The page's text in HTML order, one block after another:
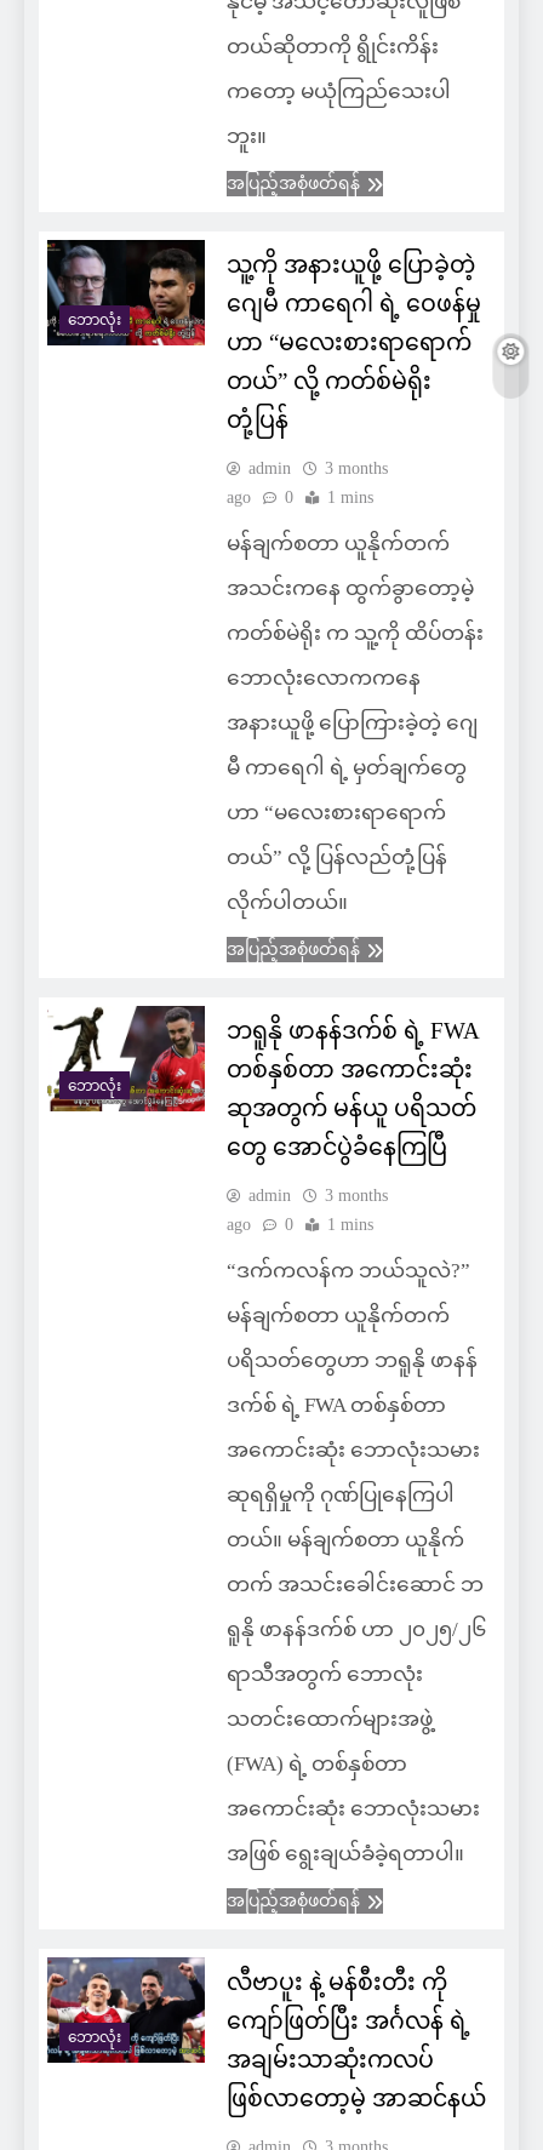
တယ်ဆိုတာကို ရွိုင်းကိန်း
ကတော့ မယုံကြည်သေးပါ
ဘူး။
အပြည့်အစုံဖတ်ရန်
ဘောလုံး
သူ့ကို အနားယူဖို့ ပြောခဲ့တဲ့
ဂျေမီ ကာရေဂါ ရဲ့ ဝေဖန်မှု
ဟာ “မလေးစားရာရောက်
တယ်” လို့ ကတ်စ်မဲရိုး
တုံ့ပြန်
admin
3 months
ago
0 1 mins
မန်ချက်စတာ ယူနိုက်တက်
အသင်းကနေ ထွက်ခွာတော့မဲ့
ကတ်စ်မဲရိုး က သူ့ကို ထိပ်တန်း
ဘောလုံးလောကကနေ
အနားယူဖို့ ပြောကြားခဲ့တဲ့ ဂျေ
မီ ကာရေဂါ ရဲ့ မှတ်ချက်တွေ
ဟာ “မလေးစားရာရောက်
တယ်” လို့ ပြန်လည်တုံ့ပြန်
လိုက်ပါတယ်။
အပြည့်အစုံဖတ်ရန်
ဘောလုံး
ဘရူနို ဖာနန်ဒက်စ် ရဲ့ FWA
တစ်နှစ်တာ အကောင်းဆုံး
ဆုအတွက် မန်ယူ ပရိသတ်
တွေ အောင်ပွဲခံနေကြပြီ
admin
3 months
ago
0 1 mins
“ဒက်ကလန်က ဘယ်သူလဲ?”
မန်ချက်စတာ ယူနိုက်တက်
ပရိသတ်တွေဟာ ဘရူနို ဖာနန်
ဒက်စ် ရဲ့ FWA တစ်နှစ်တာ
အကောင်းဆုံး ဘောလုံးသမား
ဆုရရှိမှုကို ဂုဏ်ပြုနေကြပါ
တယ်။ မန်ချက်စတာ ယူနိုက်
တက် အသင်းခေါင်းဆောင် ဘ
ရူနို ဖာနန်ဒက်စ် ဟာ ၂၀၂၅/၂၆
ရာသီအတွက် ဘောလုံး
သတင်းထောက်များအဖွဲ့
(FWA) ရဲ့ တစ်နှစ်တာ
အကောင်းဆုံး ဘောလုံးသမား
အဖြစ် ရွေးချယ်ခံခဲ့ရတာပါ။
အပြည့်အစုံဖတ်ရန်
ဘောလုံး
လီဗာပူး နဲ့ မန်စီးတီး ကို
ကျော်ဖြတ်ပြီး အင်္ဂလန် ရဲ့
အချမ်းသာဆုံးကလပ်
ဖြစ်လာတော့မဲ့ အာဆင်နယ်